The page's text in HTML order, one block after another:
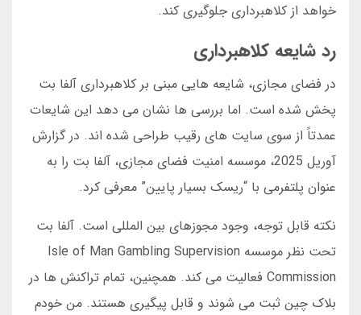
خواهد از کلاهبرداری جلوگیری کند.
رد شایعه کلاهبرداری
در فضای مجازی، شایعه هایی مبنی بر کلاهبرداری آلفا بت
پخش شده است. اما بررسی ها نشان می دهد این شایعات
عمدتاً از سوی سایت های رقیب طراحی شده اند. در گزارش
آوریل 2025، موسسه امنیت فضای مجازی، آلفا بت را به
عنوان پلتفرمی با “ریسک بسیار پایین” معرفی کرد.
نکته قابل توجه، وجود مجوزهای بین المللی است. آلفا بت
تحت نظر موسسه Isle of Man Gambling Supervision
Commission فعالیت می کند. همچنین، تمام تراکنش ها در
بلاک چین ثبت می شوند و قابل پیگیری هستند. من خودم